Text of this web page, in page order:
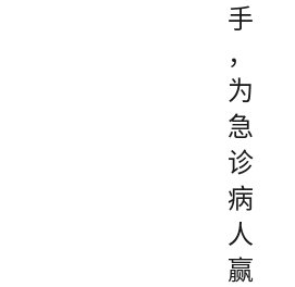
手
，
为
急
诊
病
人
赢